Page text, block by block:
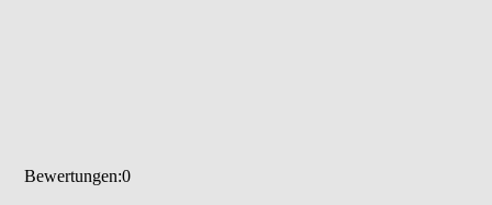
Bewertungen:0